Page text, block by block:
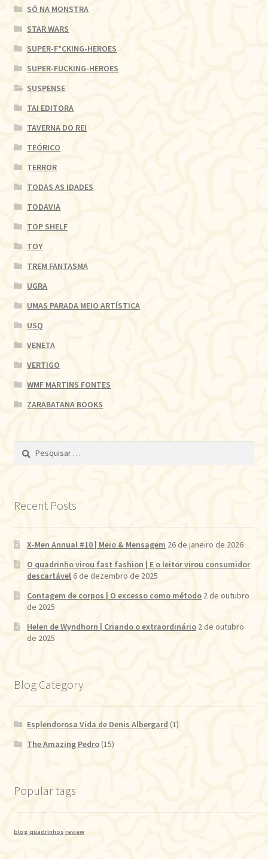
SÓ NA MONSTRA
STAR WARS
SUPER-F*CKING-HEROES
SUPER-FUCKING-HEROES
SUSPENSE
TAI EDITORA
TAVERNA DO REI
TEÓRICO
TERROR
TODAS AS IDADES
TODAVIA
TOP SHELF
TOY
TREM FANTASMA
UGRA
UMAS PARADA MEIO ARTÍSTICA
USQ
VENETA
VERTIGO
WMF MARTINS FONTES
ZARABATANA BOOKS
Pesquisar
Recent Posts
X-Men Annual #10 | Meio & Mensagem 26 de janeiro de 2026
O quadrinho virou fast fashion | E o leitor virou consumidor
descartável 6 de dezembro de 2025
Contagem de corpos | O excesso como método 2 de outubro
de 2025
Helen de Wyndhorn | Criando o extraordinário 2 de outubro
de 2025
Blog Category
Esplendorosa Vida de Denis Albergard (1)
The Amazing Pedro (15)
Popular tags
blog quadrinhos review